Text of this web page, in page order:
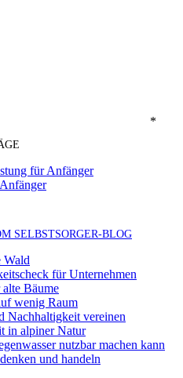
*
für Anfänger
SELBSTSORGER-BLOG
Wald
für Unternehmen
Bäume
wenig Raum
Nachhaltigkeit vereinen
in alpiner Natur
nutzbar machen kann
und handeln